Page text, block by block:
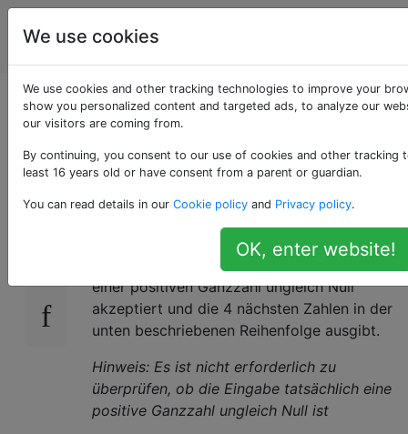
Programmierrätsel
& Code Golf
Eine 1, zwei Einsen,
eine 2 Eine 1
Herausforderung:
Erstellen Sie ein Programm, das die Eingabe
einer positiven Ganzzahl ungleich Null
akzeptiert und die 4 nächsten Zahlen in der
unten beschriebenen Reihenfolge ausgibt.
Hinweis: Es ist nicht erforderlich zu
überprüfen, ob die Eingabe tatsächlich eine
positive Ganzzahl ungleich Null ist
We use cookies
We use cookies and other tracking technologies to improve your
show you personalized content and targeted ads, to analyze our
our visitors are coming from.
By continuing, you consent to our use of cookies and other tracking
least 16 years old or have consent from a parent or guardian.
You can read details in our Cookie policy and Privacy policy.
OK, enter website!